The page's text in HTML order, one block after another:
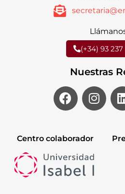
(+34) 93 237
Nuestras
Centro colaborador